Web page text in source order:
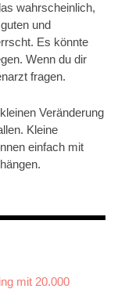
wahrscheinlich,
und
Es könnte
Wenn du dir
fragen.
Veränderung
Kleine
einfach mit
mit 20.000